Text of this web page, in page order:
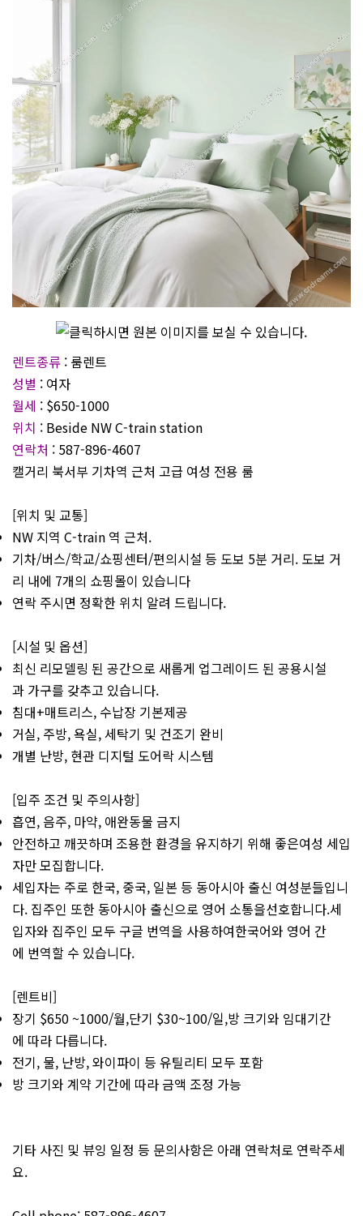
렌트종류 : 룸렌트
성별 : 여자
월세 : $650-1000
위치 : Beside NW C-train station
연락처 : 587-896-4607
캘거리 북서부 기차역 근처 고급 여성 전용 룸
[위치 및 교통]
NW 지역 C-train 역 근처.
기차/버스/학교/쇼핑센터/편의시설 등 도보 5분 거리. 도보 거
리 내에 7개의 쇼핑몰이 있습니다
연락 주시면 정확한 위치 알려 드립니다.
[시설 및 옵션]
최신 리모델링 된 공간으로 새롭게 업그레이드 된 공용시설
과 가구를 갖추고 있습니다.
침대+매트리스, 수납장 기본제공
거실, 주방, 욕실, 세탁기 및 건조기 완비
개별 난방, 현관 디지털 도어락 시스템
[입주 조건 및 주의사항]
흡연, 음주, 마약, 애완동물 금지
안전하고 깨끗하며 조용한 환경을 유지하기 위해 좋은여성 세입
자만 모집합니다.
세입자는 주로 한국, 중국, 일본 등 동아시아 출신 여성분들입니
다. 집주인 또한 동아시아 출신으로 영어 소통을선호합니다.세
입자와 집주인 모두 구글 번역을 사용하여한국어와 영어 간
에 번역할 수 있습니다.
[렌트비]
장기 $650 ~1000/월,단기 $30~100/일,방 크기와 임대기간
에 따라 다릅니다.
전기, 물, 난방, 와이파이 등 유틸리티 모두 포함
방 크기와 계약 기간에 따라 금액 조정 가능
기타 사진 및 뷰잉 일정 등 문의사항은 아래 연락처로 연락주세
요.